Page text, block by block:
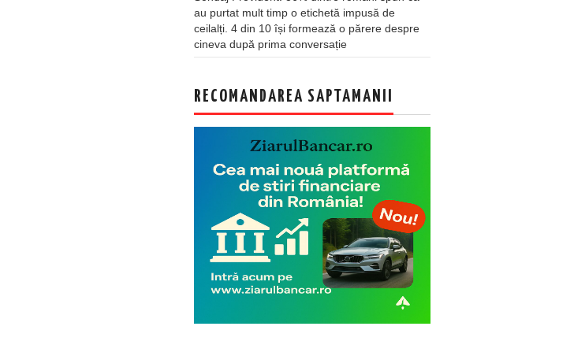
au purtat mult timp o etichetă impusă de
ceilalți. 4 din 10 își formează o părere despre
cineva după prima conversație
RECOMANDAREA SAPTAMANII